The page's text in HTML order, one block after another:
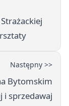
Następny >>
Bytomskim
i sprzedawaj